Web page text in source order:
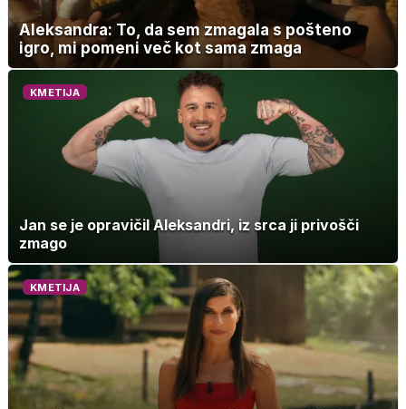
Aleksandra: To, da sem zmagala s pošteno
igro, mi pomeni več kot sama zmaga
KMETIJA
Jan se je opravičil Aleksandri, iz srca ji privošči
zmago
KMETIJA